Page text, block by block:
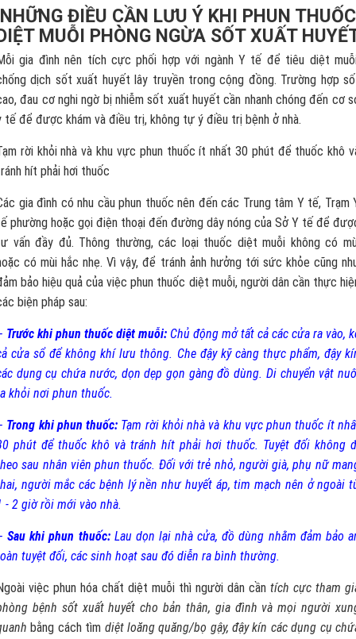
NHỮNG ĐIỀU CẦN LƯU Ý KHI PHUN THUỐC
MUỖI PHÒNG NGỪA SỐT XUẤT
gia đình nên tích cực phối hợp với ngành Y tế để tiêu diệt
dịch sốt xuất huyết lây truyền trong cộng đồng. Trường hợp
đau cơ nghi ngờ bị nhiễm sốt xuất huyết cần nhanh chóng đến cơ
tế để được khám và điều trị, không tự ý điều trị bệnh ở nhà.
rời khỏi nhà và khu vực phun thuốc ít nhất 30 phút để thuốc khô
hít phải hơi thuốc
gia đình có nhu cầu phun thuốc nên đến các Trung tâm Y tế, Trạm
phường hoặc gọi điện thoại đến đường dây nóng của Sở Y tế để
vấn đầy đủ. Thông thường, các loại thuốc diệt muỗi không có
có mùi hắc nhẹ. Vì vậy, để tránh ảnh hưởng tới sức khỏe cũng
bảo hiệu quả của việc phun thuốc diệt muỗi, người dân cần thực
biện pháp sau:
Trước khi phun thuốc diệt muỗi: Chủ động mở tất cả các cửa ra vào,
cửa sổ để không khí lưu thông. Che đậy kỹ càng thực phẩm, đậy
dụng cụ chứa nước, dọn dẹp gọn gàng đồ dùng. Di chuyển vật
khỏi nơi phun thuốc.
Trong khi phun thuốc: Tạm rời khỏi nhà và khu vực phun thuốc ít
phút để thuốc khô và tránh hít phải hơi thuốc. Tuyệt đối không
sau nhân viên phun thuốc. Đối với trẻ nhỏ, người già, phụ nữ
người mắc các bệnh lý nền như huyết áp, tim mạch nên ở ngoài
- 2 giờ rồi mới vào nhà.
Sau khi phun thuốc:Lau dọn lại nhà cửa, đồ dùng nhằm đảm bảo
tuyệt đối, các sinh hoạt sau đó diễn ra bình thường.
việc phun hóa chất diệt muỗi thì người dân cần tích cực tham
bệnh sốt xuất huyết cho bản thân, gia đình và mọi người
bằng cách tìm diệt loăng quăng/bọ gậy, đậy kín các dụng cụ